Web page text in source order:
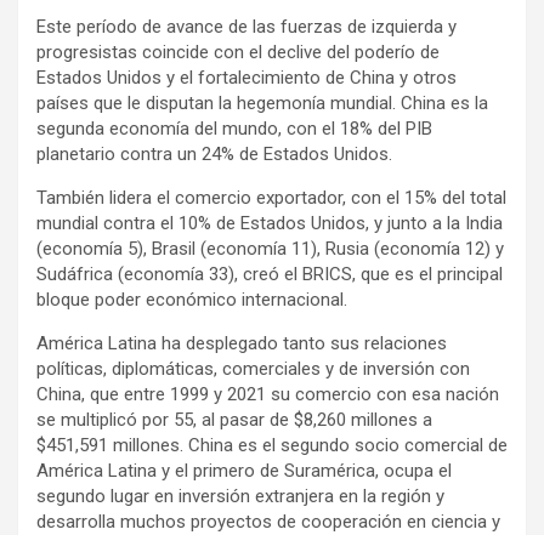
Este período de avance de las fuerzas de izquierda y
progresistas coincide con el declive del poderío de
Estados Unidos y el fortalecimiento de China y otros
países que le disputan la hegemonía mundial. China es la
segunda economía del mundo, con el 18% del PIB
planetario contra un 24% de Estados Unidos.
También lidera el comercio exportador, con el 15% del total
mundial contra el 10% de Estados Unidos, y junto a la India
(economía 5), Brasil (economía 11), Rusia (economía 12) y
Sudáfrica (economía 33), creó el BRICS, que es el principal
bloque poder económico internacional.
América Latina ha desplegado tanto sus relaciones
políticas, diplomáticas, comerciales y de inversión con
China, que entre 1999 y 2021 su comercio con esa nación
se multiplicó por 55, al pasar de $8,260 millones a
$451,591 millones. China es el segundo socio comercial de
América Latina y el primero de Suramérica, ocupa el
segundo lugar en inversión extranjera en la región y
desarrolla muchos proyectos de cooperación en ciencia y